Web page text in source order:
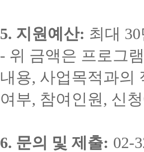
5. 지원예산: 최대 30
- 위 금액은 프로그
내용, 사업목적과의
여부, 참여인원 , 신
6. 문의 및 제출: 02-